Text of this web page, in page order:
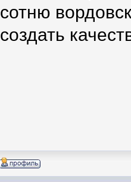
сотню
создать